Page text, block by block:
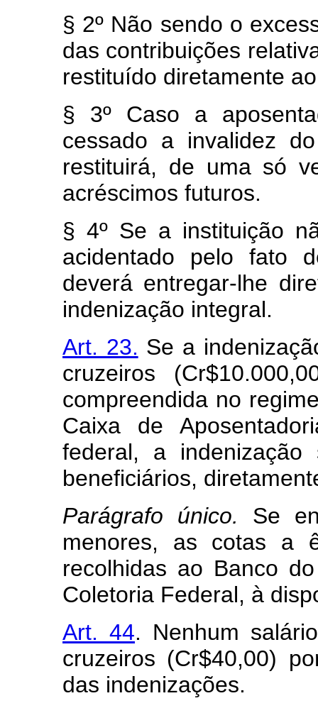
§ 2º Não sendo o
das contribuições
restituído diretamente
§ 3º Caso a
cessado a invalidez
restituirá, de uma só
acréscimos futuros.
§ 4º Se a instituição
acidentado pelo fato
deverá entregar-lhe
indenização integral.
Art. 23. Se a
cruzeiros
compreendida no
Caixa de
federal, a
beneficiários,
Parágrafo único. Se
menores, as cotas a
recolhidas ao Banco
Coletoria Federal, à
Art. 44. Nenhum
cruzeiros (Cr$40,00)
das indenizações.